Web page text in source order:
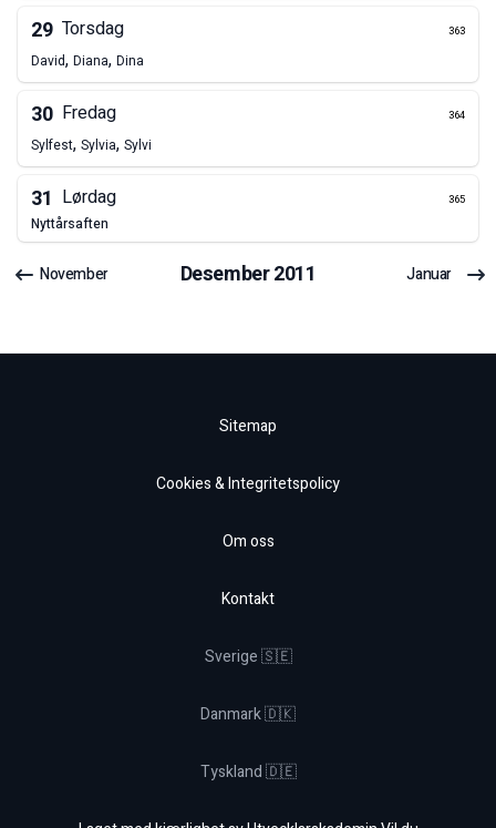
29 Torsdag 363
David, Diana, Dina
30 Fredag 364
Sylfest, Sylvia, Sylvi
31 Lørdag 365
nyttårsaften
November Desember2011 Januar
Sitemap
Cookies & Integritetspolicy
Om oss
Kontakt
Sverige 🇸🇪
Danmark 🇩🇰
Tyskland 🇩🇪